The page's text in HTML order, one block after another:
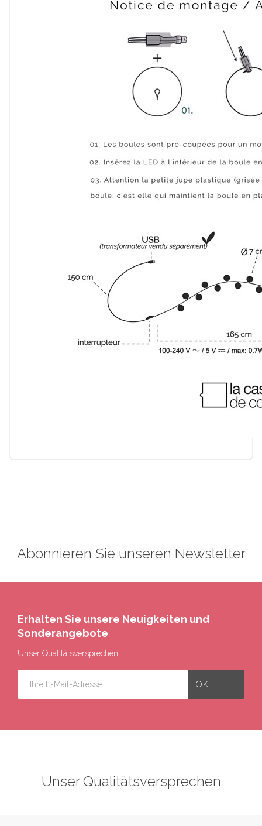
Abonnieren Sie unseren Newsletter
Erhalten Sie unsere Neuigkeiten und
Sonderangebote
Unser Qualitätsversprechen
Unser Qualitätsversprechen